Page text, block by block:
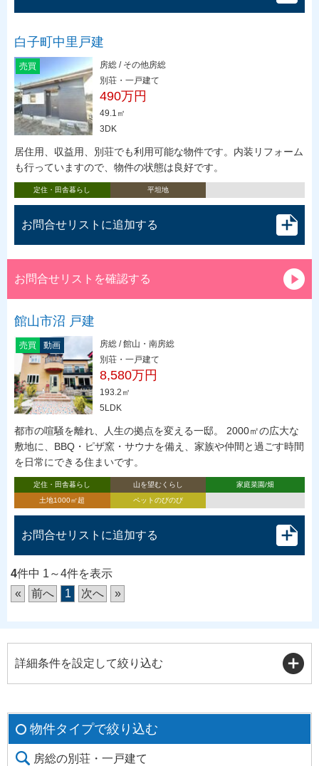
白子町中里戸建
売買
房総 / その他房総
別荘・一戸建て
490万円
49.1㎡
3DK
居住用、収益用、別荘でも利用可能な物件です。内装リフォーム
も行っていますので、物件の状態は良好です。
定住・田舎暮らし 平坦地
お問合せリストに追加する
お問合せリストを確認する
館山市沼 戸建
売買 動画
房総 / 館山・南房総
別荘・一戸建て
8,580万円
193.2㎡
5LDK
都市の喧騒を離れ、人生の拠点を変える一邸。 2000㎡の広大な
敷地に、BBQ・ピザ窯・サウナを備え、家族や仲間と過ごす時間
を日常にできる住まいです。
定住・田舎暮らし 山を望むくらし
家庭菜園/畑
土地1000㎡超
ペットのびのび
お問合せリストに追加する
4件中 1～4件を表示
«
前へ 1 次へ »
詳細条件を設定して絞り込む
物件タイプで絞り込む
房総の別荘・一戸建て